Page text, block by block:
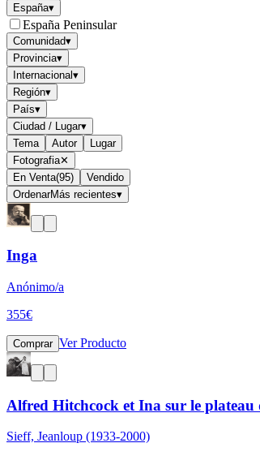
España▾
España Peninsular
Comunidad▾
Provincia▾
Internacional▾
Región▾
País▾
Ciudad / Lugar▾
Tema
Autor
Lugar
Fotografia✕
En Venta(95)
Vendido
OrdenarMás recientes▾
Inga
Anónimo/a
355€
Comprar Ver Producto
Alfred Hitchcock et Ina sur le plateau
Sieff, Jeanloup (1933-2000)